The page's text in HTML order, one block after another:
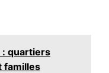
: quartiers
familles